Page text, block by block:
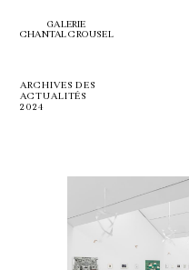
GALERIE
CHANTAL CROUSEL
ARCHIVES DES
ACTUALITÉS
2024